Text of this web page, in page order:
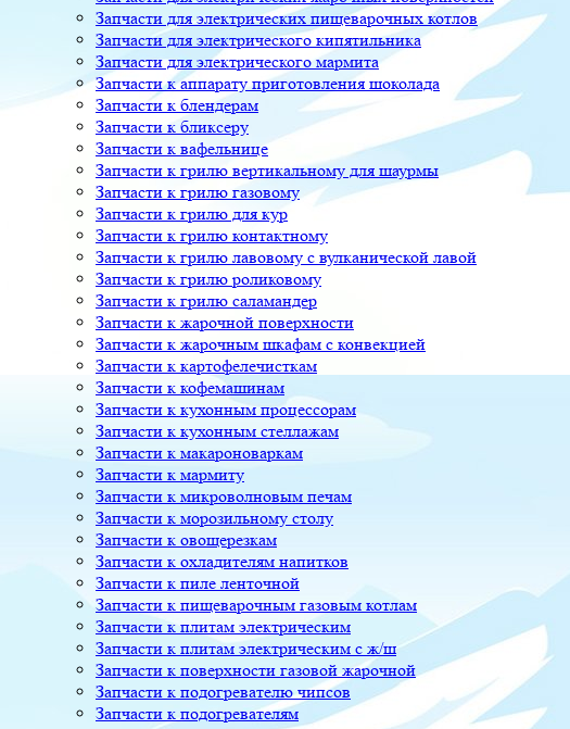
Запчасти для электрических пищеварочных котлов
Запчасти для электрического кипятильника
Запчасти для электрического мармита
Запчасти к аппарату приготовления шоколада
Запчасти к блендерам
Запчасти к бликсеру
Запчасти к вафельнице
Запчасти к грилю вертикальному для шаурмы
Запчасти к грилю газовому
Запчасти к грилю для кур
Запчасти к грилю контактному
Запчасти к грилю лавовому с вулканической лавой
Запчасти к грилю роликовому
Запчасти к грилю саламандер
Запчасти к жарочной поверхности
Запчасти к жарочным шкафам с конвекцией
Запчасти к картофелечисткам
Запчасти к кофемашинам
Запчасти к кухонным процессорам
Запчасти к кухонным стеллажам
Запчасти к макароноваркам
Запчасти к мармиту
Запчасти к микроволновым печам
Запчасти к морозильному столу
Запчасти к овощерезкам
Запчасти к охладителям напитков
Запчасти к пиле ленточной
Запчасти к пищеварочным газовым котлам
Запчасти к плитам электрическим
Запчасти к плитам электрическим с ж/ш
Запчасти к поверхности газовой жарочной
Запчасти к подогревателю чипсов
Запчасти к подогревателям